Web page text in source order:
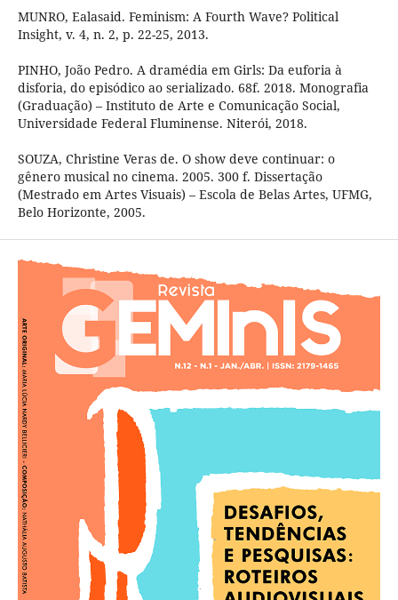
MUNRO, Ealasaid. Feminism: A Fourth Wave? Political
Insight, v. 4, n. 2, p. 22-25, 2013.
PINHO, João Pedro. A dramédia em Girls: Da euforia à
disforia, do episódico ao serializado. 68f. 2018. Monografia
(Graduação) – Instituto de Arte e Comunicação Social,
Universidade Federal Fluminense. Niterói, 2018.
SOUZA, Christine Veras de. O show deve continuar: o
gênero musical no cinema. 2005. 300 f. Dissertação
(Mestrado em Artes Visuais) – Escola de Belas Artes, UFMG,
Belo Horizonte, 2005.